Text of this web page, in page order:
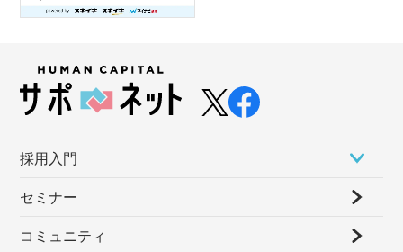
採⽤⼊⾨
セミナー
コミュニティ